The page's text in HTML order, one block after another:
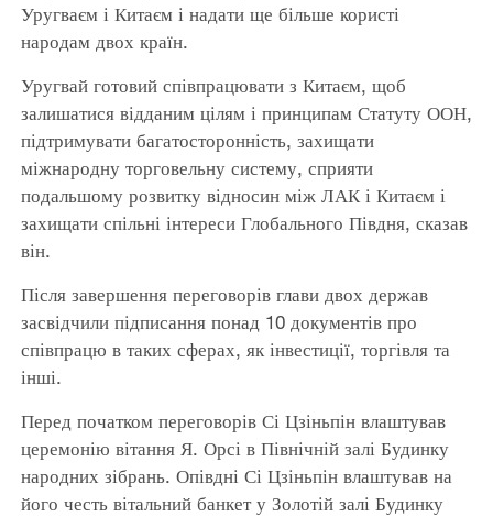
Уругваєм і Китаєм і надати ще більше користі
народам двох країн.
Уругвай готовий співпрацювати з Китаєм, щоб
залишатися відданим цілям і принципам Статуту ООН,
підтримувати багатосторонність, захищати
міжнародну торговельну систему, сприяти
подальшому розвитку відносин між ЛАК і Китаєм і
захищати спільні інтереси Глобального Півдня, сказав
він.
Після завершення переговорів глави двох держав
засвідчили підписання понад 10 документів про
співпрацю в таких сферах, як інвестиції, торгівля та
інші.
Перед початком переговорів Сі Цзіньпін влаштував
церемонію вітання Я. Орсі в Північній залі Будинку
народних зібрань. Опівдні Сі Цзіньпін влаштував на
його честь вітальний банкет у Золотій залі Будинку